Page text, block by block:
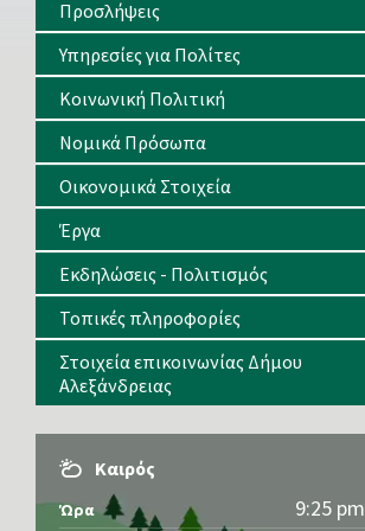
Προσλήψεις
Υπηρεσίες για Πολίτες
Κοινωνική Πολιτική
Νομικά Πρόσωπα
Οικονομικά Στοιχεία
Έργα
Εκδηλώσεις - Πολιτισμός
Τοπικές πληροφορίες
Στοιχεία επικοινωνίας Δήμου
Αλεξάνδρειας
Καιρός
Ώρα 9:25 pm